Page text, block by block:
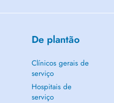
De plantão
Clínicos gerais de
serviço
Hospitais de
serviço